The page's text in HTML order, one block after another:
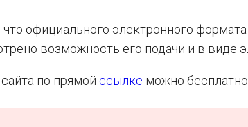
официального электронного формата
возможность его подачи и в виде
по прямой ссылке можно